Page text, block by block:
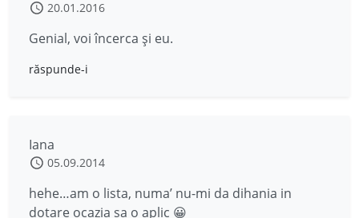
20.01.2016
Genial, voi încerca și eu.
răspunde-i
Iana
05.09.2014
hehe…am o lista, numa’ nu-mi da dihania in
dotare ocazia sa o aplic 😀